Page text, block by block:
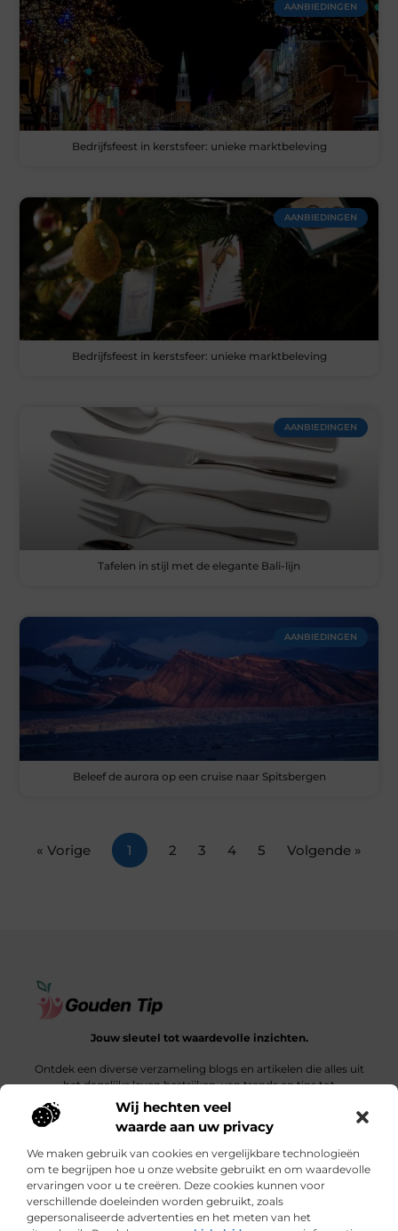
Wij hechten veel
waarde aan uw privacy
We maken gebruik van cookies en vergelijkbare technologieën
om te begrijpen hoe u onze website gebruikt en om waardevolle
ervaringen voor u te creëren. Deze cookies kunnen voor
verschillende doeleinden worden gebruikt, zoals
gepersonaliseerde advertenties en het meten van het
AANBIEDINGEN
Bedrijfsfeest in kerstsfeer: unieke marktbeleving
AANBIEDINGEN
Bedrijfsfeest in kerstsfeer: unieke marktbeleving
AANBIEDINGEN
Tafelen in stijl met de elegante Bali-lijn
AANBIEDINGEN
Beleef de aurora op een cruise naar Spitsbergen
« Vorige 1 2 3 4 5 Volgende »
Jouw sleutel tot waardevolle inzichten.
Ontdek een diverse verzameling blogs en artikelen die alles uit
het dagelijks leven bestrijken, van trends en tips tot
diepgaande verhalen.
Bericht categorie
Onze informatie